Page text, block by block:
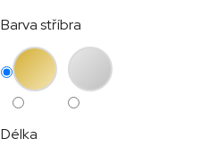
Barva stříbra
Délka